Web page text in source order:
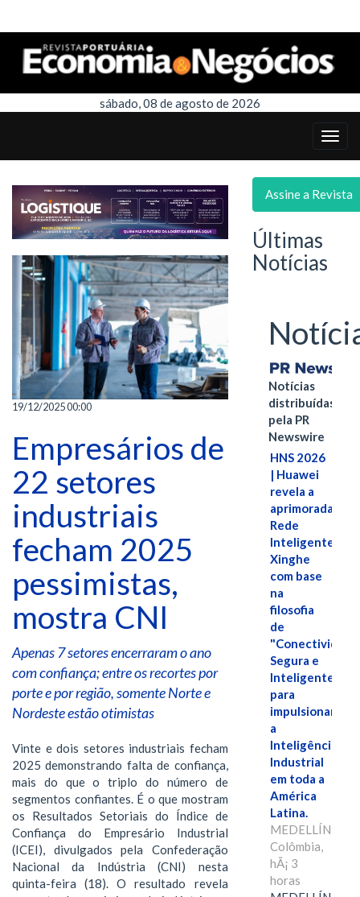
sábado, 08 de agosto de 2026
19/12/2025 00:00
Empresários de
22 setores
industriais
fecham 2025
pessimistas,
mostra CNI
Apenas 7 setores encerraram o ano
com confiança; entre os recortes por
porte e por região, somente Norte e
Nordeste estão otimistas
Vinte e dois setores industriais fecham
2025 demonstrando falta de confiança,
mais do que o triplo do número de
segmentos confiantes. É o que mostram
os Resultados Setoriais do Índice de
Confiança do Empresário Industrial
(ICEI), divulgados pela Confederação
Nacional da Indústria (CNI) nesta
quinta-feira (18). O resultado revela
Assine a Revista
Últimas
Notícias
Notícias
distribuídas
pela PR
Newswire
HNS 2026
| Huawei
revela a
aprimorada
Rede
Inteligente
Xinghe
com base
na
filosofia
de
"Conectividade
Segura e
Inteligente"
para
impulsionar
a
Inteligência
Industrial
em toda a
América
Latina.
MEDELLÍN,
Colômbia,
hÃ¡ 3
horas